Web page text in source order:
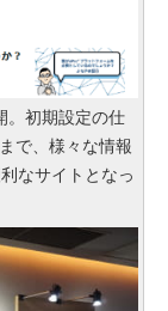
。初期設定の仕
で、様々な情報
なサイトとなっ